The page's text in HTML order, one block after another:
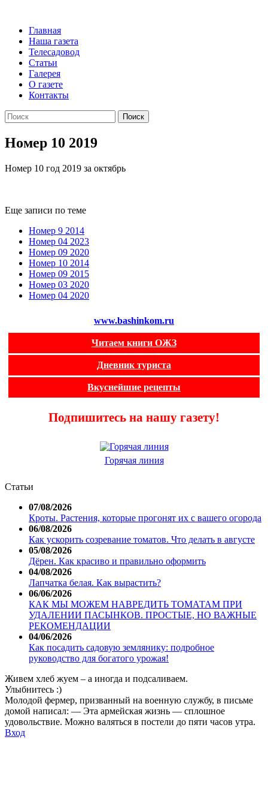
Главная
Наша газета
Телесадовод
Статьи
Галерея
О газете
Контакты
Поиск
Номер 10 2019
Номер 10 год 2019 за октябрь
Еще записи по теме
Номер 9 2014
Номер 04 2023
Номер 09 2020
Номер 10 2014
Номер 09 2015
Номер 03 2020
Номер 04 2020
www.bashinkom.ru
Читаем книги ОЖЗ
Дневник туриста
Вкуснейшие рецепты
Подпишитесь на нашу газету!
Горячая линия
Статьи
07/08/2026
Кроты. Растения, которые прогонят их с вашего огорода
06/08/2026
Как ускорить созревание томатов. Что делать в августе
05/08/2026
Дёрен. Как красиво и правильно оформить
04/08/2026
Лапчатка белая. Как вырастить?
06/06/2026
КАК МЫ МОЖЕМ НАВРЕДИТЬ ТОМАТАМ ПРИ
УДАЛЕНИИ ПАСЫНКОВ. ПРОСТЫЕ, НО ВАЖНЫЕ
РЕКОМЕНДАЦИИ
04/06/2026
Как посадить садовую землянику: подробное
руководство для богатого урожая!
Живем хлеб жуем – а иногда и подсаливаем.
Улыбнитесь :)
Молодой фермер, призванный на военную службу, в письме
домой написал: — Эта армейская жизнь — сплошное
удовольствие. Можно валяться в постели до пяти часов утра.
Вход